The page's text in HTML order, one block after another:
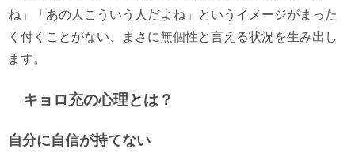
ね」「あの人こういう人だよね」というイメージがまった
く付くことがない、まさに無個性と言える状況を生み出し
ます。
キョロ充の心理とは？
自分に自信が持てない